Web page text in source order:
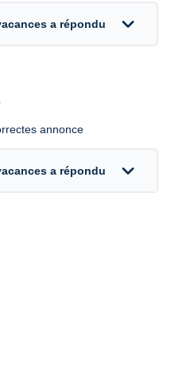
a répondu expand_more
annonce
a répondu expand_more